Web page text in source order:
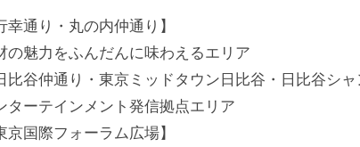
通り・丸の内仲通り】
魅力をふんだんに味わえるエリア
比谷仲通り・東京ミッドタウン日比谷・日比谷シャ
ーテインメント発信拠点エリア
国際フォーラム広場】